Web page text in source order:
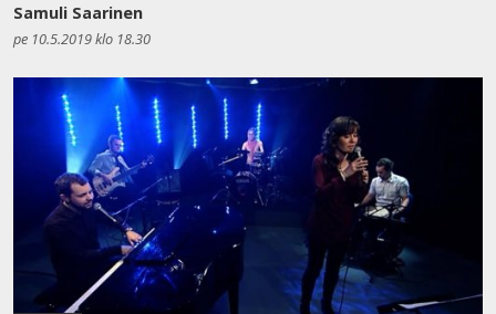
Samuli Saarinen
pe 10.5.2019 klo 18.30